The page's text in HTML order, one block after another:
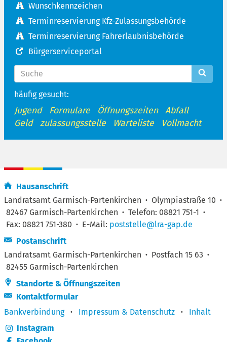
Wunschkennzeichen
Terminreservierung Kfz-Zulassungsbehörde
Terminreservierung Fahrerlaubnisbehörde
Bürgerserviceportal
häufig gesucht:
Jugend Formulare Öffnungszeiten
Abfall
Geld
zulassungsstelle Warteliste Vollmacht
Hausanschrift
Landratsamt Garmisch-Partenkirchen · Olympiastraße 10 ·
82467 Garmisch-Partenkirchen · Telefon: 08821 751-1 ·
Fax: 08821 751-380 · E-Mail: poststelle@lra-gap.de
Postanschrift
Landratsamt Garmisch-Partenkirchen · Postfach 15 63 ·
82455 Garmisch-Partenkirchen
Standorte & Öffnungszeiten
Kontaktformular
Bankverbindung
· Impressum & Datenschutz ·
Inhalt
Instagram